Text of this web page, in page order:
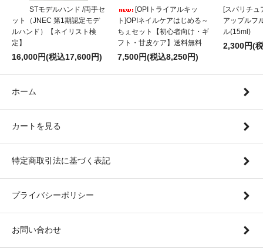
STモデルハンド /両手セ
ット（JNEC 第1期認定モデ
ルハンド）【ネイリスト検
定】
16,000円(税込17,600円)
[OPIトライアルキッ
ト]OPIネイルケアはじめる～
ちぇセット【初心者向け・ギ
フト・甘皮ケア】送料無料
7,500円(税込8,250円)
[スパリチュ
アップルフ
ル(15ml)
2,300円(
ホーム
カートを見る
特定商取引法に基づく表記
プライバシーポリシー
お問い合わせ